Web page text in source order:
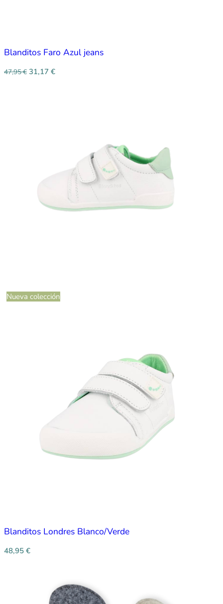
Blanditos Faro Azul jeans
47,95€ 31,17 €
Nueva colección
Blanditos Londres Blanco/Verde
48,95 €